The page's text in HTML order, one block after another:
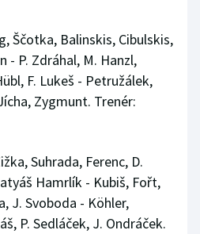
Ščotka, Balinskis, Cibulskis,
- P. Zdráhal, M. Hanzl,
F. Lukeš - Petružálek,
Zygmunt. Trenér:
Suhrada, Ferenc, D.
Hamrlík - Kubiš, Fořt,
J. Svoboda - Köhler,
P. Sedláček, J. Ondráček.